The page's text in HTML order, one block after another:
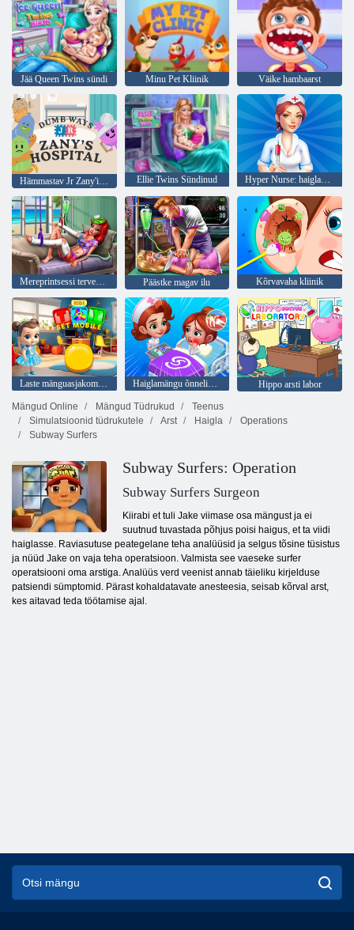
Jää Queen Twins sündi Minu Pet Kliinik Väike hambaarst
Ellie Twins Sündinud Hyper Nurse: haiglamängud
Mereprintsessi tervendav teekond Päästke magav ilu Kõrvavaha kliinik
Laste mänguasjakomplekt mobiil Haiglamängu õnnelik kliinik
Hippo arsti labor
Mängud Online
Mängud Tüdrukud
Teenus
Simulatsioonid tüdrukutele
Arst Haigla
Operations
Subway Surfers
Subway Surfers: Operation
Subway Surfers Surgeon
Kiirabi et tuli Jake viimase osa mängust ja ei
suutnud tuvastada põhjus poisi haigus, et ta viidi
haiglasse. Raviasutuse peategelane teha analüüsid ja selgus tõsine tüsistus
ja nüüd Jake on vaja teha operatsioon. Valmista see vaeseke surfer
operatsiooni oma arstiga. Analüüs verd veenist annab täieliku kirjelduse
patsiendi sümptomid. Pärast kohaldatavate anesteesia, seisab kõrval arst,
kes aitavad teda töötamise ajal.